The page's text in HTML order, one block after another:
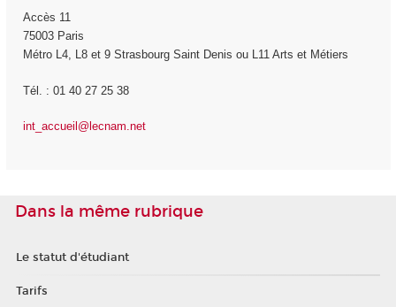
Accès 11
75003 Paris
Métro L4, L8 et 9 Strasbourg Saint Denis ou L11 Arts et Métiers
Tél. : 01 40 27 25 38
int_accueil@lecnam.net
Dans la même rubrique
Le statut d'étudiant
Tarifs